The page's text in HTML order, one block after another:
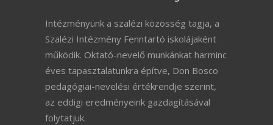
Intézményünk a szalézi közösség tagja, a
Szalézi Intézmény Fenntartó iskolájaként
működik. Oktató-nevelő munkánkat harminc
éves tapasztalatunkra építve, Don Bosco
pedagógiai-nevelési értékrendje szerint,
az eddigi eredményeink gazdagításával
folytatjuk.